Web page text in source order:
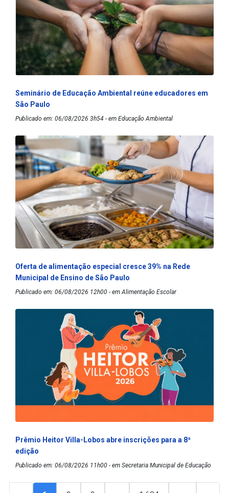
Seminário de Educação Ambiental reúne educadores em
São Paulo
Publicado em: 06/08/2026 3h54 - em Educação Ambiental
Oferta de alimentação especial cresce 39% na Rede
Municipal de Ensino de São Paulo
Publicado em: 06/08/2026 12h00 - em Alimentação Escolar
Prêmio Heitor Villa-Lobos abre inscrições para a 8ª
edição
Publicado em: 06/08/2026 11h00 - em Secretaria Municipal de Educação